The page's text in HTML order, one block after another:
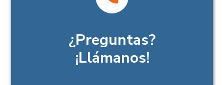
¿Preguntas?
¡Llámanos!